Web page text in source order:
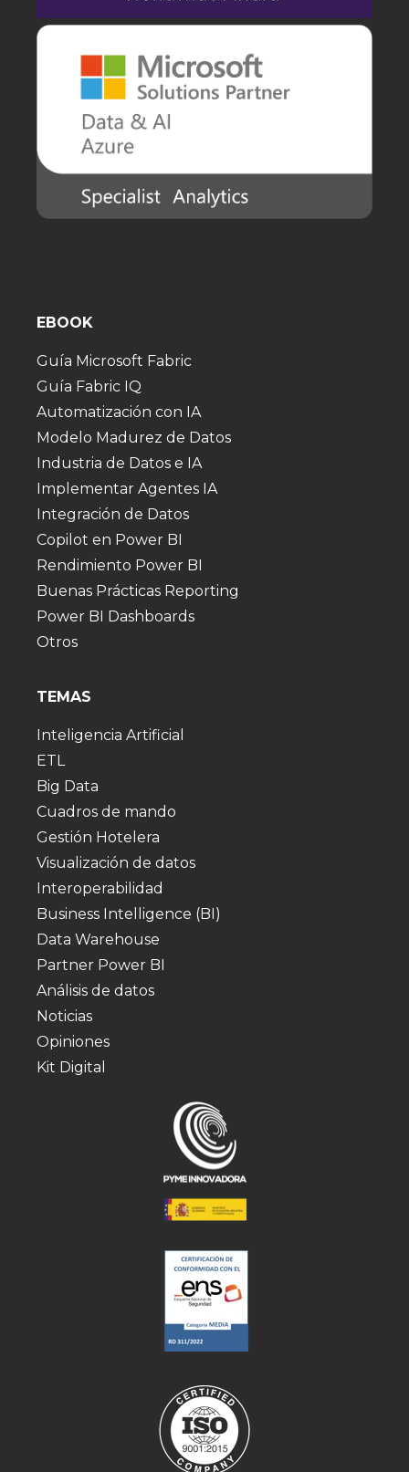
EBOOK
Guía Microsoft Fabric
Guía Fabric IQ
Automatización con IA
Modelo Madurez de Datos
Industria de Datos e IA
Implementar Agentes IA
Integración de Datos
Copilot en Power BI
Rendimiento Power BI
Buenas Prácticas Reporting
Power BI Dashboards
Otros
TEMAS
Inteligencia Artificial
ETL
Big Data
Cuadros de mando
Gestión Hotelera
Visualización de datos
Interoperabilidad
Business Intelligence (BI)
Data Warehouse
Partner Power BI
Análisis de datos
Noticias
Opiniones
Kit Digital